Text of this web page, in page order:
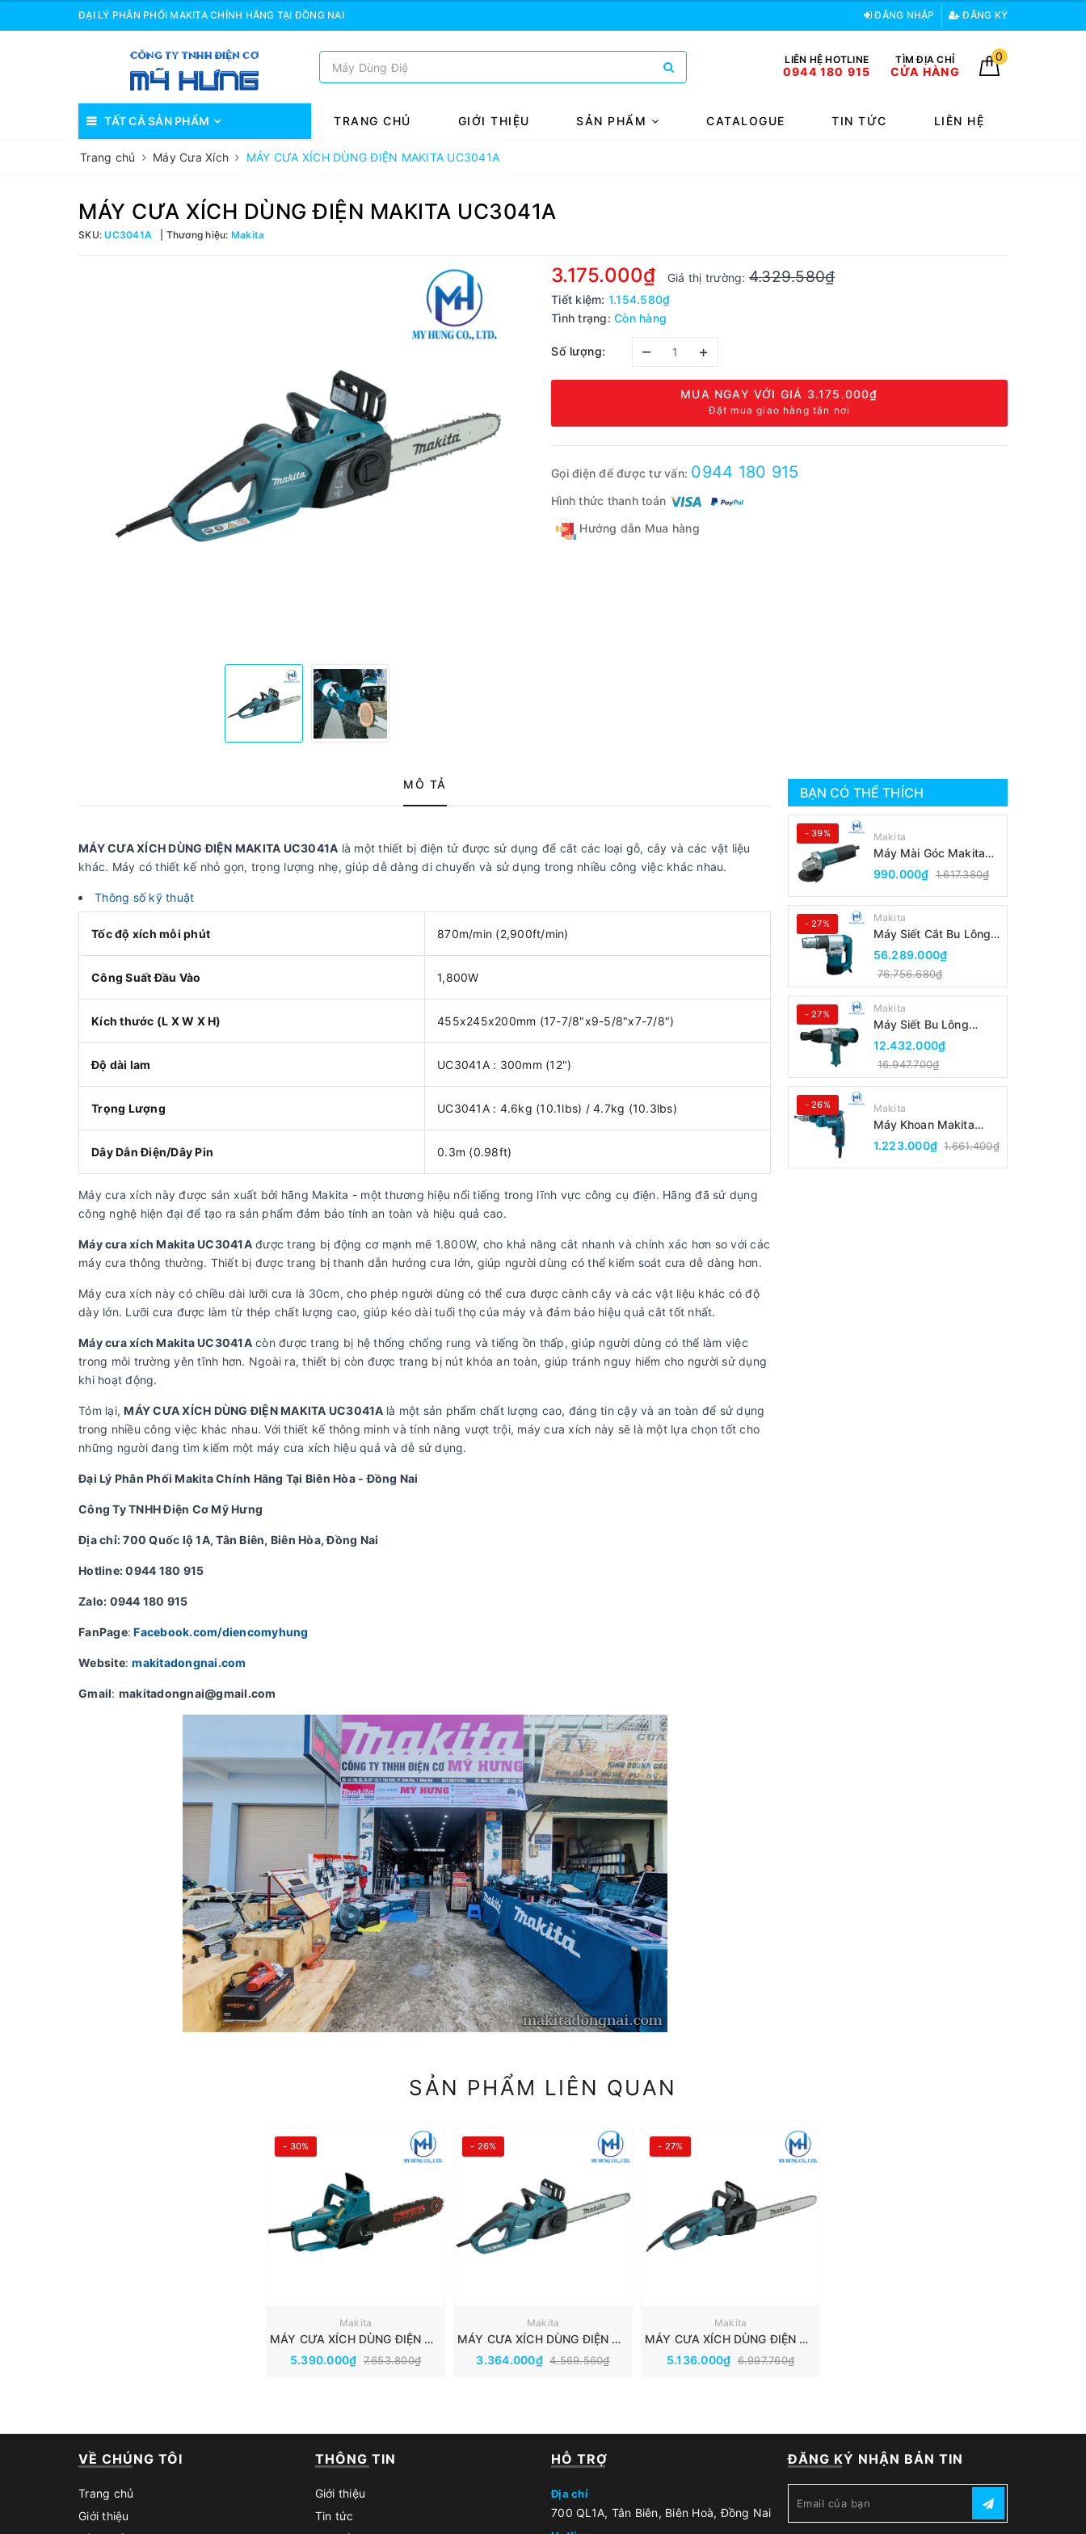
ĐẠI LÝ PHÂN PHỐI MAKITA CHÍNH HÃNG TẠI ĐỒNG NAI ĐĂNG NHẬP ĐĂNG KÝ
LIÊN HỆ HOTLINE
0944 180 915
TÌM ĐỊA CHỈ
CỬA HÀNG
0
TẤT CẢ SẢN PHẨM TRANG CHỦ GIỚI THIỆU SẢN PHẨM CATALOGUE TIN TỨC LIÊN HỆ
Trang chủ Máy Cưa Xích MÁY CƯA XÍCH DÙNG ĐIỆN MAKITA UC3041A
MÁY CƯA XÍCH DÙNG ĐIỆN MAKITA UC3041A
SKU:UC3041A Thương hiệu: Makita
3.175.000₫ Giá thị trường:4.329.580₫
Tiết kiệm: 1.154.580₫
Tình trạng: Còn hàng
Số lượng: – +
MUA NGAY VỚI GIÁ 3.175.000₫
Đặt mua giao hàng tận nơi
Gọi điện để được tư vấn: 0944 180 915
Hình thức thanh toán
Hướng dẫn Mua hàng
MÔ TẢ
MÁY CƯA XÍCH DÙNG ĐIỆN MAKITA UC3041A là một thiết bị điện tử được sử dụng để cắt các loại gỗ, cây và các vật liệu
khác. Máy có thiết kế nhỏ gọn, trọng lượng nhẹ, giúp dễ dàng di chuyển và sử dụng trong nhiều công việc khác nhau.
Thông số kỹ thuật
Tốc độ xích mỗi phút 870m/min (2,900ft/min)
Công Suất Đầu Vào 1,800W
Kích thước (L X W X H) 455x245x200mm (17-7/8"x9-5/8"x7-7/8")
Độ dài lam UC3041A : 300mm (12")
Trọng Lượng UC3041A : 4.6kg (10.1lbs) / 4.7kg (10.3lbs)
Dây Dẫn Điện/Dây Pin 0.3m (0.98ft)
Máy cưa xích này được sản xuất bởi hãng Makita - một thương hiệu nổi tiếng trong lĩnh vực công cụ điện. Hãng đã sử dụng
công nghệ hiện đại để tạo ra sản phẩm đảm bảo tính an toàn và hiệu quả cao.
Máy cưa xích Makita UC3041Ađược trang bị động cơ mạnh mẽ 1.800W, cho khả năng cắt nhanh và chính xác hơn so với các
máy cưa thông thường. Thiết bị được trang bị thanh dẫn hướng cưa lớn, giúp người dùng có thể kiểm soát cưa dễ dàng hơn.
Máy cưa xích này có chiều dài lưỡi cưa là 30cm, cho phép người dùng có thể cưa được cành cây và các vật liệu khác có độ
dày lớn. Lưỡi cưa được làm từ thép chất lượng cao, giúp kéo dài tuổi thọ của máy và đảm bảo hiệu quả cắt tốt nhất.
Máy cưa xích Makita UC3041Acòn được trang bị hệ thống chống rung và tiếng ồn thấp, giúp người dùng có thể làm việc
trong môi trường yên tĩnh hơn. Ngoài ra, thiết bị còn được trang bị nút khóa an toàn, giúp tránh nguy hiểm cho người sử dụng
khi hoạt động.
Tóm lại,MÁY CƯA XÍCH DÙNG ĐIỆN MAKITA UC3041A là một sản phẩm chất lượng cao, đáng tin cậy và an toàn để sử dụng
trong nhiều công việc khác nhau. Với thiết kế thông minh và tính năng vượt trội, máy cưa xích này sẽ là một lựa chọn tốt cho
những người đang tìm kiếm một máy cưa xích hiệu quả và dễ sử dụng.
Đại Lý Phân Phối Makita Chính Hãng Tại Biên Hòa - Đồng Nai
Công Ty TNHH Điện Cơ Mỹ Hưng
Địa chỉ: 700 Quốc lộ 1A, Tân Biên, Biên Hòa, Đồng Nai
Hotline: 0944 180 915
Zalo: 0944 180 915
FanPage: Facebook.com/diencomyhung
Website:makitadongnai.com
Gmail: makitadongnai@gmail.com
BẠN CÓ THỂ THÍCH
- 39% Makita
Máy Mài Góc Makita
9553B(100MM/Công
Tắc Đuôi)
990.000₫ 1.617.380₫
- 27% Makita
Máy Siết Cắt Bu Lông
Makita 6924N
56.289.000₫
76.756.680₫
- 27% Makita
Máy Siết Bu Lông
Makita 6906
12.432.000₫
16.947.700₫
- 26% Makita
Máy Khoan Makita
DP2010(6.5MM)
1.223.000₫ 1.661.400₫
SẢN PHẨM LIÊN QUAN
- 30%
Makita
MÁY CƯA XÍCH DÙNG ĐIỆN MAKITA 5012B
5.390.000₫ 7.653.800₫
- 26%
Makita
MÁY CƯA XÍCH DÙNG ĐIỆN MAKITA UC4041A
3.364.000₫ 4.569.560₫
- 27%
Makita
MÁY CƯA XÍCH DÙNG ĐIỆN MAKITA UC4551A
5.136.000₫ 6.997.760₫
VỀ CHÚNG TÔI
Trang chủ
Giới thiệu
THÔNG TIN
Giới thiệu
Tin tức
HỖ TRỢ
Địa chỉ
700 QL1A, Tân Biên, Biên Hoà, Đồng Nai
ĐĂNG KÝ NHẬN BẢN TIN